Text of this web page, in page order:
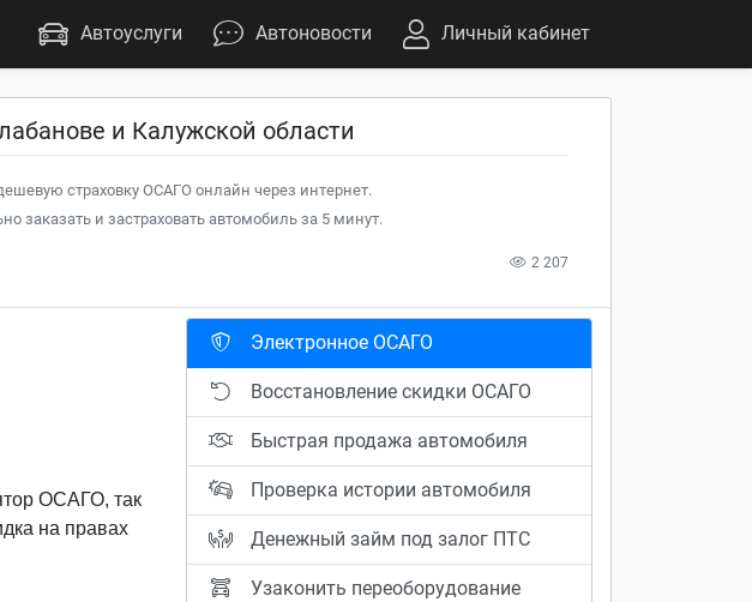
Автоуслуги Автоновости Личный кабинет
и Калужской области
страховку ОСАГО онлайн через интернет.
заказать и застраховать автомобиль за 5 минут.
2 207
ОСАГО, так
на правах
Электронное ОСАГО
Восстановление скидки ОСАГО
Быстрая продажа автомобиля
Проверка истории автомобиля
Денежный займ под залог ПТС
Узаконить переоборудование